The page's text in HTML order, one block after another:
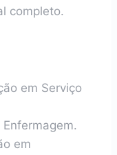
completo.
em Serviço
em